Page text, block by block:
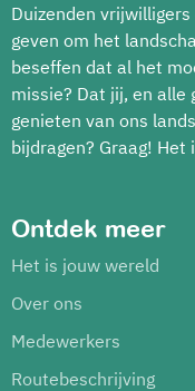
Duizenden
geven om het
beseffen dat al het
missie? Dat jij, en alle
genieten van ons
bijdragen? Graag! Het
Ontdek meer
Het is jouw wereld
Over ons
Medewerkers
Routebeschrijving